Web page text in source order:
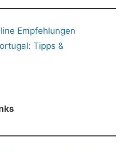
Empfehlungen
Tipps &